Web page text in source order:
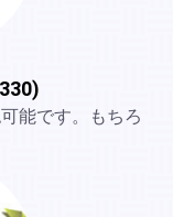
能です。もちろ